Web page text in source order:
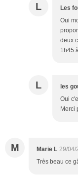
L Les
Oui
deux
1h45
L les
Oui
Merci
M Marie L 29/04/
Très beau ce